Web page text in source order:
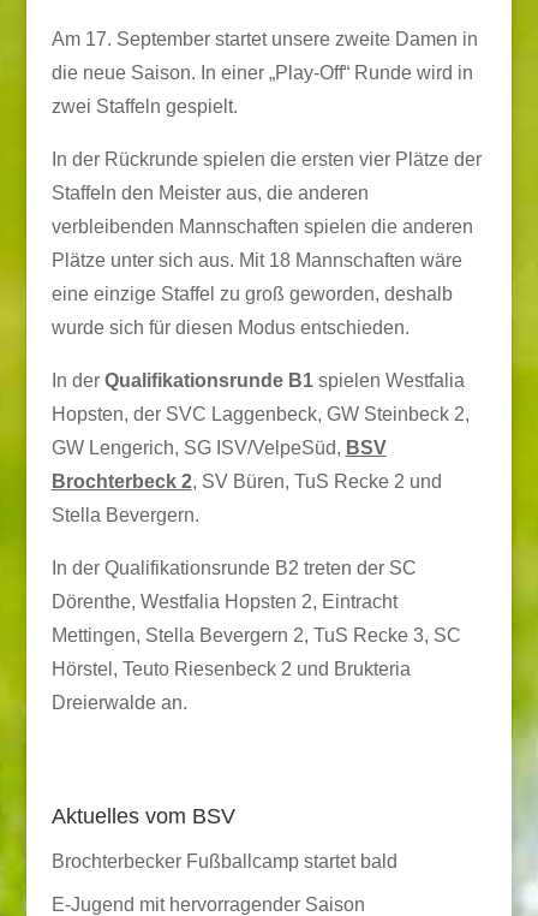
Am 17. September startet unsere zweite Damen in
die neue Saison. In einer „Play-Off“ Runde wird in
zwei Staffeln gespielt.
In der Rückrunde spielen die ersten vier Plätze der
Staffeln den Meister aus, die anderen
verbleibenden Mannschaften spielen die anderen
Plätze unter sich aus. Mit 18 Mannschaften wäre
eine einzige Staffel zu groß geworden, deshalb
wurde sich für diesen Modus entschieden.
In der Qualifikationsrunde B1spielen Westfalia
Hopsten, der SVC Laggenbeck, GW Steinbeck 2,
GW Lengerich, SG ISV/VelpeSüd, BSV
Brochterbeck 2, SV Büren, TuS Recke 2 und
Stella Bevergern.
In der Qualifikationsrunde B2 treten der SC
Dörenthe, Westfalia Hopsten 2, Eintracht
Mettingen, Stella Bevergern 2, TuS Recke 3, SC
Hörstel, Teuto Riesenbeck 2 und Brukteria
Dreierwalde an.
Aktuelles vom BSV
Brochterbecker Fußballcamp startet bald
E-Jugend mit hervorragender Saison